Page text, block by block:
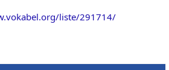
liste/291714/